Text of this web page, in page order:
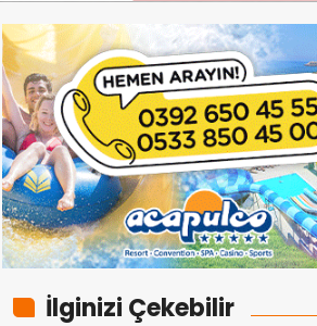
İlginizi Çekebilir